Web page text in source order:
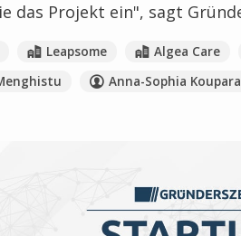
das Projekt ein", sagt
Leapsome Algea Care
Anna-Sophia